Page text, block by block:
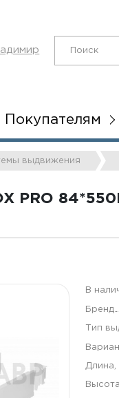
Покупателям
выдвижения
PRO
В
Бренд
Тип